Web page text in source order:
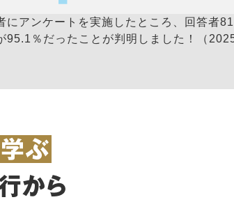
にアンケートを実施したところ、回答者
95.1％だったことが判明しました！（